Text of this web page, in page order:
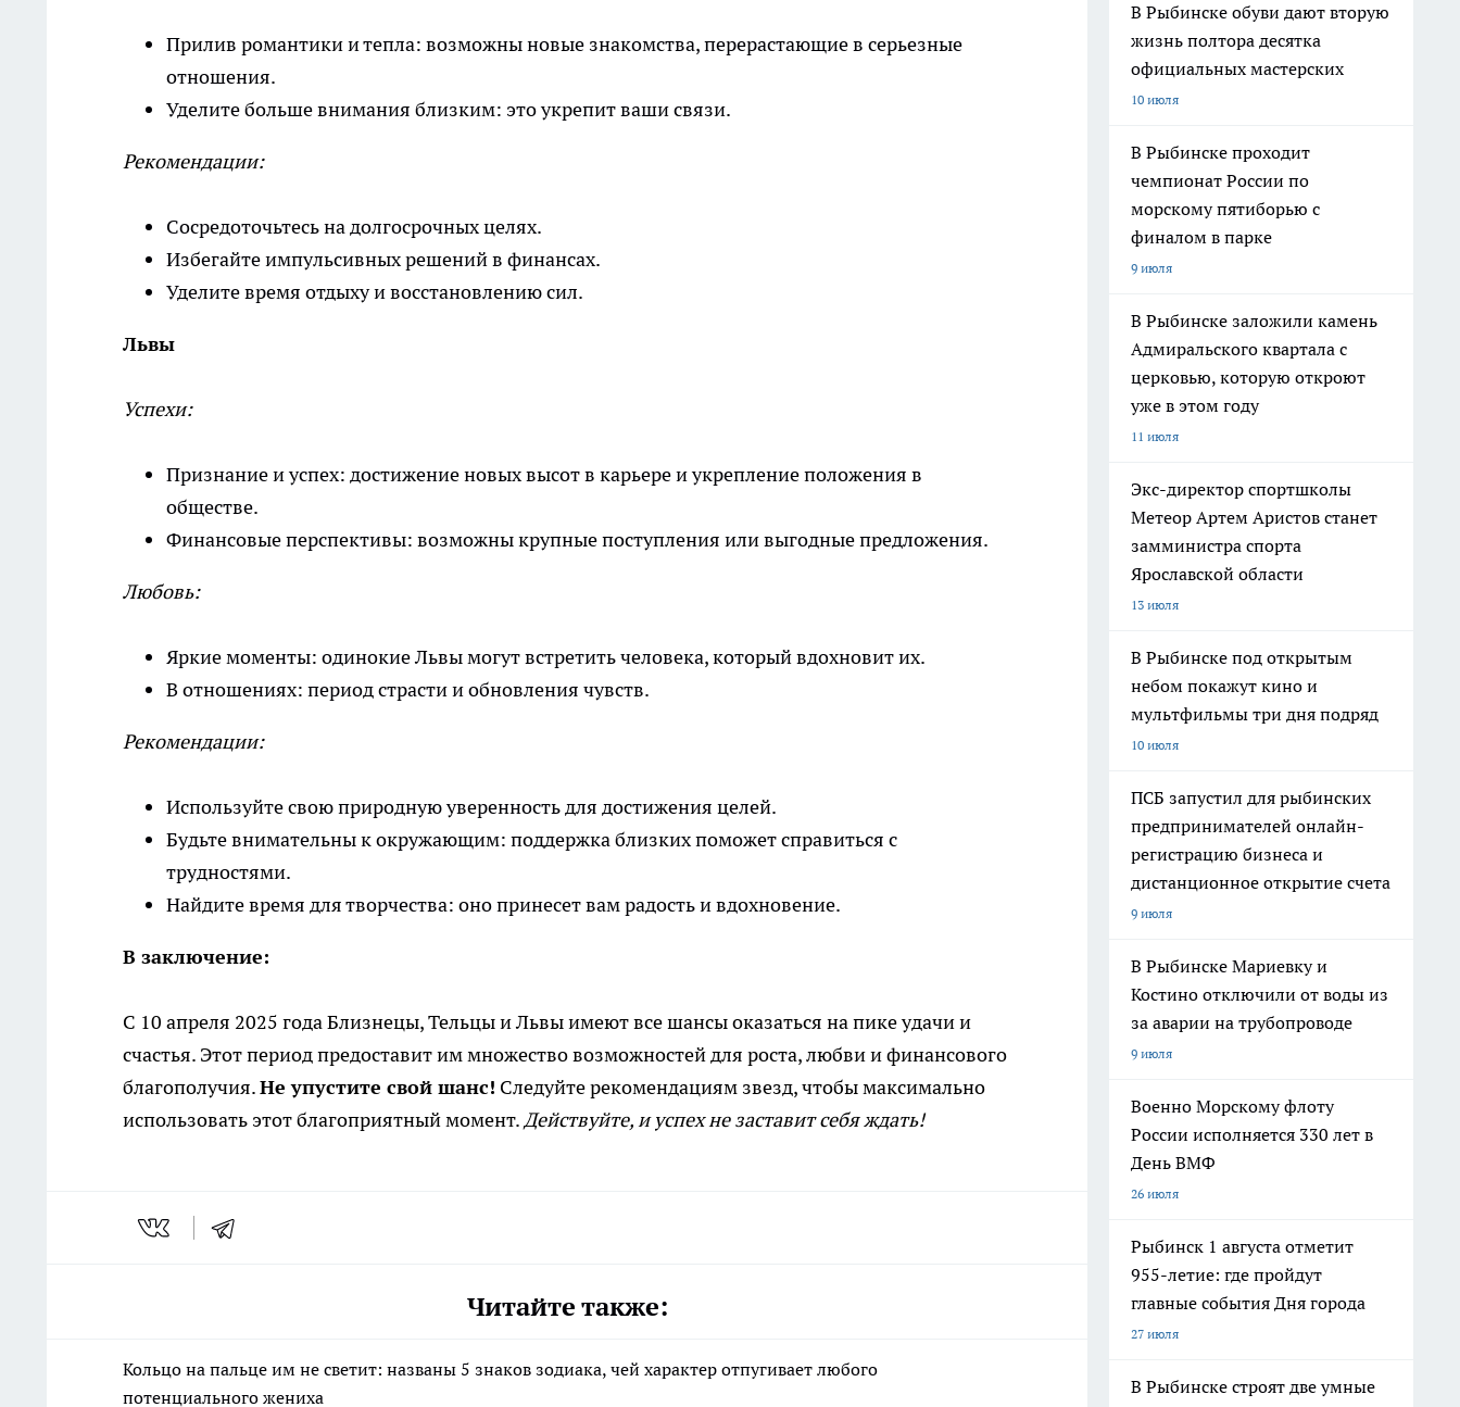
Прилив романтики и тепла: возможны новые знакомства, перерастающие в серьезные
отношения.
Уделите больше внимания близким: это укрепит ваши связи.
Рекомендации:
Сосредоточьтесь на долгосрочных целях.
Избегайте импульсивных решений в финансах.
Уделите время отдыху и восстановлению сил.
Львы
Успехи:
Признание и успех: достижение новых высот в карьере и укрепление положения в
обществе.
Финансовые перспективы: возможны крупные поступления или выгодные предложения.
Любовь:
Яркие моменты: одинокие Львы могут встретить человека, который вдохновит их.
В отношениях: период страсти и обновления чувств.
Рекомендации:
Используйте свою природную уверенность для достижения целей.
Будьте внимательны к окружающим: поддержка близких поможет справиться с
трудностями.
Найдите время для творчества: оно принесет вам радость и вдохновение.
В заключение:
С 10 апреля 2025 года Близнецы, Тельцы и Львы имеют все шансы оказаться на пике удачи и
счастья. Этот период предоставит им множество возможностей для роста, любви и финансового
благополучия.Не упустите свой шанс! Следуйте рекомендациям звезд, чтобы максимально
использовать этот благоприятный момент.Действуйте, и успех не заставит себя ждать!
Читайте также:
Кольцо на пальце им не светит: названы 5 знаков зодиака, чей характер отпугивает любого
потенциального жениха
В Рыбинске обуви дают вторую
жизнь полтора десятка
официальных мастерских
10 июля
В Рыбинске проходит
чемпионат России по
морскому пятиборью с
финалом в парке
9 июля
В Рыбинске заложили камень
Адмиральского квартала с
церковью, которую откроют
уже в этом году
11 июля
Экс-директор спортшколы
Метеор Артем Аристов станет
замминистра спорта
Ярославской области
13 июля
В Рыбинске под открытым
небом покажут кино и
мультфильмы три дня подряд
10 июля
ПСБ запустил для рыбинских
предпринимателей онлайн-
регистрацию бизнеса и
дистанционное открытие счета
9 июля
В Рыбинске Мариевку и
Костино отключили от воды из
за аварии на трубопроводе
9 июля
Военно Морскому флоту
России исполняется 330 лет в
День ВМФ
26 июля
Рыбинск 1 августа отметит
955-летие: где пройдут
главные события Дня города
27 июля
В Рыбинске строят две умные